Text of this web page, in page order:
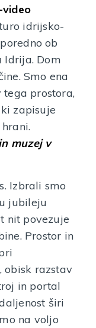
idrijsko-
ob
Idrija. Dom
Smo ena
prostora,
zapisuje
muzej v
Izbrali smo
jubileju
nit povezuje
Prostor in
obisk razstav
in portal
širi
na voljo